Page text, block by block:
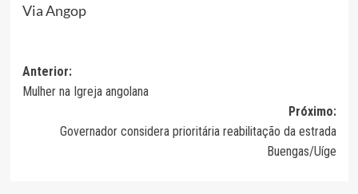
Via Angop
Navegação
de
artigos
Anterior:
Mulher na Igreja angolana
Próximo:
Governador considera prioritária reabilitação da estrada
Buengas/Uíge